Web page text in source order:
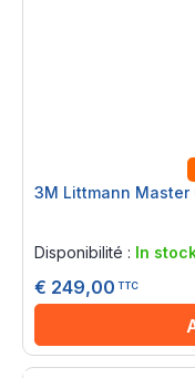
3M Littmann
Disponibilité : In
€ 249,00 TTC